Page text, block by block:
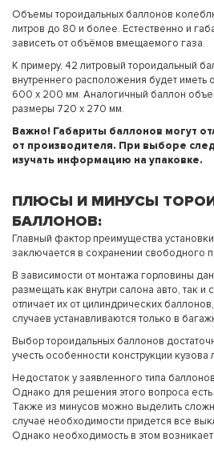
Объемы тороидальных баллонов
литров до 80 и более. Естественно и
зависеть от объёмов вмещаемого газа.
К примеру, 42 литровый тороидальный
внутреннего расположения будет
600 х 200 мм. Аналогичный баллон
размеры 720 х 270 мм.
Важно! Габариты баллонов могут
от производителя. При выборе
изучать информацию на упаковке.
ПЛЮСЫ И МИНУСЫ
БАЛЛОНОВ:
Главный фактор преимущества
заключается в сохранении свободного
В зависимости от монтажа горловины
размещать как внутри салона авто, так
отличает их от цилиндрических
случаев устанавливаются только в
Выбор тороидальных баллонов
учесть особенности конструкции
Недостаток у заявленного типа
Однако для решения этого вопроса есть
Также из минусов можно выделить
случае необходимости придется все
Однако необходимость в этом